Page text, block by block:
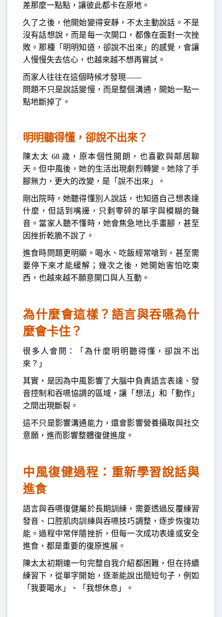
差那麼一點點，讓彼此都卡在原地。
久了之後，他開始變得安靜，不太主動說話。不是
沒有話想說，而是每一次開口，都像在面對一次挫
敗。那種「明明知道，卻說不出來」的感覺，會讓
人慢慢失去信心，也越來越不想再嘗試。
而家人往往在這個時候才發現——
問題不只是說話變慢，而是整個溝通，開始一點一
點地斷掉了。
明明聽得懂，卻說不出來？
陳太太 68 歲，原本個性開朗，也喜歡與鄰居聊
天。但中風後，她的生活出現劇烈轉變。她除了手
腳無力，更大的改變，是「說不出來」。
剛出院時，她聽得懂別人說話，也知道自己想表達
什麼，但話到嘴邊，只剩零碎的單字與模糊的聲
音。當家人聽不懂時，她會焦急地比手畫腳，甚至
因挫折乾脆不說了。
進食時問題更明顯。喝水、吃飯經常嗆到，甚至需
要停下來才能緩解；幾次之後，她開始害怕吃東
西，也越來越不願意開口與人互動。
為什麼會這樣？語言與吞嚥為什
麼會卡住？
很多人會問：「為什麼明明聽得懂，卻說不出
來？」
其實，是因為中風影響了大腦中負責語言表達、發
音控制和吞嚥協調的區域，讓「想法」和「動作」
之間出現斷裂。
這不只是影響溝通能力，還會影響營養攝取與社交
意願，進而影響整體復健進度。
中風復健過程：重新學習說話與
進食
語言與吞嚥復健屬於長期訓練，需要透過反覆練習
發音、口腔肌肉訓練與吞嚥技巧調整，逐步恢復功
能。過程中常伴隨挫折，但每一次成功表達或安全
進食，都是重要的復原進展。
陳太太初期連一句完整自我介紹都困難，但在持續
練習下，從單字開始，逐漸能說出簡短句子，例如
「我要喝水」、「我想休息」。